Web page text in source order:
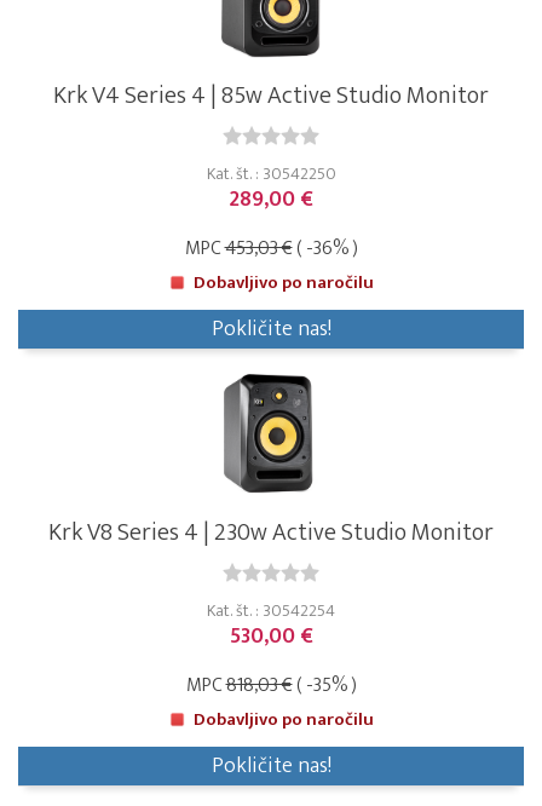
Krk V4 Series 4 | 85w Active Studio Monitor
Kat. št. : 30542250
289,00 €
MPC453,03 €( -36% )
Dobavljivo po naročilu
Pokličite nas!
Krk V8 Series 4 | 230w Active Studio Monitor
Kat. št. : 30542254
530,00 €
MPC818,03 €( -35% )
Dobavljivo po naročilu
Pokličite nas!